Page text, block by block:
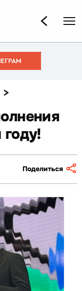
>
Поделиться